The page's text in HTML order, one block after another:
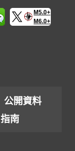
M5.0+
M6.0+
公開資料
南